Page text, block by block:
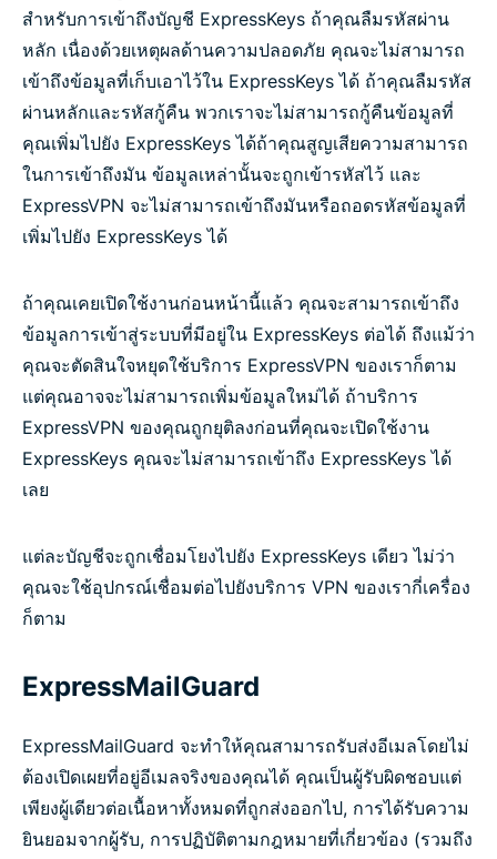
สำหรับการเข้าถึงบัญชี ExpressKeys ถ้าคุณลืมรหัสผ่าน
หลัก เนื่องด้วยเหตุผลด้านความปลอดภัย คุณจะไม่สามารถ
เข้าถึงข้อมูลที่เก็บเอาไว้ใน ExpressKeys ได้ ถ้าคุณลืมรหัส
ผ่านหลักและรหัสกู้คืน พวกเราจะไม่สามารถกู้คืนข้อมูลที่
คุณเพิ่มไปยัง ExpressKeys ได้ถ้าคุณสูญเสียความสามารถ
ในการเข้าถึงมัน ข้อมูลเหล่านั้นจะถูกเข้ารหัสไว้ และ
ExpressVPN จะไม่สามารถเข้าถึงมันหรือถอดรหัสข้อมูลที่
เพิ่มไปยัง ExpressKeys ได้
ถ้าคุณเคยเปิดใช้งานก่อนหน้านี้แล้ว คุณจะสามารถเข้าถึง
ข้อมูลการเข้าสู่ระบบที่มีอยู่ใน ExpressKeys ต่อได้ ถึงแม้ว่า
คุณจะตัดสินใจหยุดใช้บริการ ExpressVPN ของเราก็ตาม
แต่คุณอาจจะไม่สามารถเพิ่มข้อมูลใหม่ได้ ถ้าบริการ
ExpressVPN ของคุณถูกยุติลงก่อนที่คุณจะเปิดใช้งาน
ExpressKeys คุณจะไม่สามารถเข้าถึง ExpressKeys ได้
เลย
แต่ละบัญชีจะถูกเชื่อมโยงไปยัง ExpressKeys เดียว ไม่ว่า
คุณจะใช้อุปกรณ์เชื่อมต่อไปยังบริการ VPN ของเรากี่เครื่อง
ก็ตาม
ExpressMailGuard
ExpressMailGuard จะทำให้คุณสามารถรับส่งอีเมลโดยไม่
ต้องเปิดเผยที่อยู่อีเมลจริงของคุณได้ คุณเป็นผู้รับผิดชอบแต่
เพียงผู้เดียวต่อเนื้อหาทั้งหมดที่ถูกส่งออกไป, การได้รับความ
ยินยอมจากผู้รับ, การปฏิบัติตามกฎหมายที่เกี่ยวข้อง (รวมถึง